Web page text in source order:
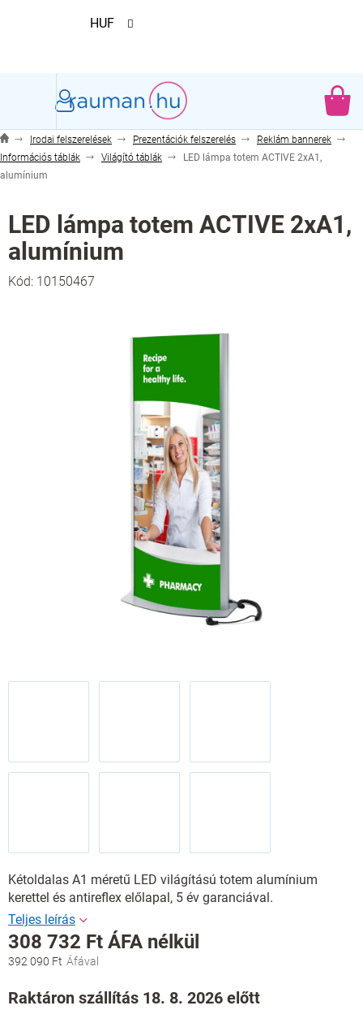
HUF
Irodai felszerelések Prezentációk felszerelés
Reklám bannerek
Információs táblák
Világító táblák
LED lámpa totem ACTIVE 2xA1,
alumínium
LED lámpa totem ACTIVE 2xA1,
alumínium
Kód: 10150467
Kétoldalas A1 méretű LED világítású totem alumínium
kerettel és antireflex előlapal, 5 év garanciával.
392 090 Ft
308 732 Ft ÁFA nélkül
Egységár:
Raktáron szállítás 18. 8. 2026 előtt